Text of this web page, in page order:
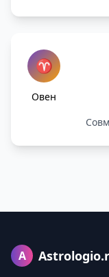
♈
Овен
A